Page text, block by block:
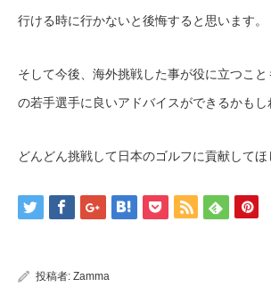
行ける時に行かないと後悔すると思います。
そして今後、海外挑戦した事が役に立つこ
の若手選手に良いアドバイスができるかもし
どんどん挑戦して日本のゴルフに貢献してほ
投稿者: Zamma